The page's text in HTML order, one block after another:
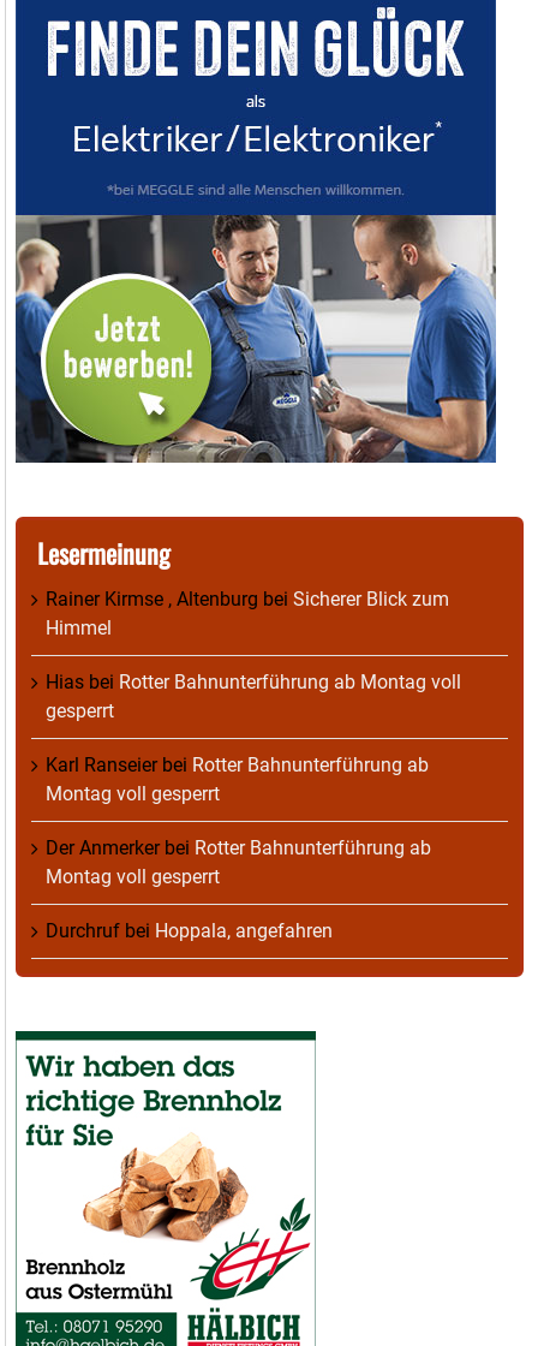
Lesermeinung
Rainer Kirmse , Altenburg bei Sicherer Blick zum
Himmel
Hias bei Rotter Bahnunterführung ab Montag voll
gesperrt
Karl Ranseierbei Rotter Bahnunterführung ab
Montag voll gesperrt
Der Anmerkerbei Rotter Bahnunterführung ab
Montag voll gesperrt
Durchruf bei Hoppala, angefahren